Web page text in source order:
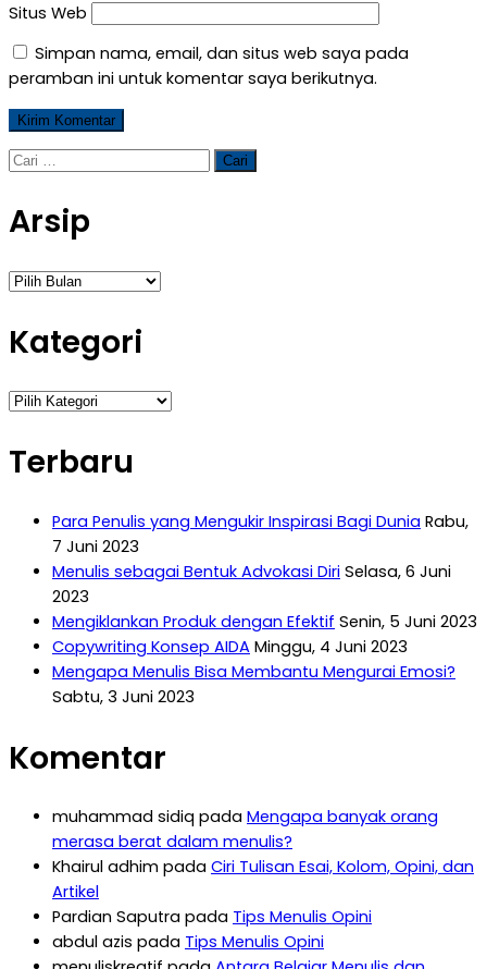
Situs Web
Simpan nama, email, dan situs web saya pada
peramban ini untuk komentar saya berikutnya.
Cari
Arsip
Arsip
Kategori
Kategori
Terbaru
Para Penulis yang Mengukir Inspirasi Bagi Dunia Rabu,
7 Juni 2023
Menulis sebagai Bentuk Advokasi Diri Selasa, 6 Juni
2023
Mengiklankan Produk dengan Efektif Senin, 5 Juni 2023
Copywriting Konsep AIDA Minggu, 4 Juni 2023
Mengapa Menulis Bisa Membantu Mengurai Emosi?
Sabtu, 3 Juni 2023
Komentar
muhammad sidiq pada Mengapa banyak orang
merasa berat dalam menulis?
Khairul adhim pada Ciri Tulisan Esai, Kolom, Opini, dan
Artikel
Pardian Saputra pada Tips Menulis Opini
abdul azis pada Tips Menulis Opini